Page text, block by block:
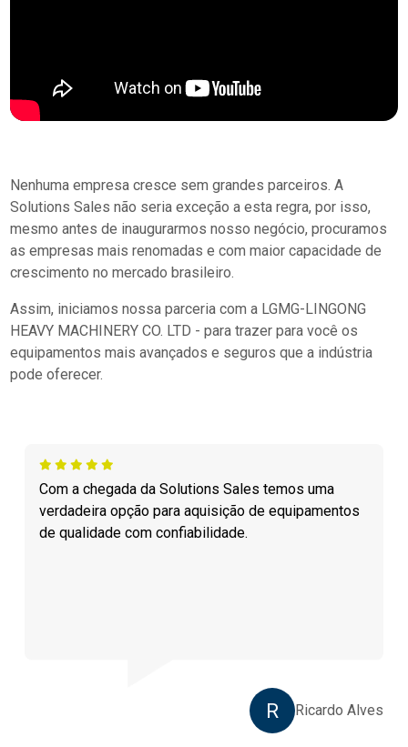
Nenhuma empresa cresce sem grandes parceiros. A
Solutions Sales não seria exceção a esta regra, por isso,
mesmo antes de inaugurarmos nosso negócio, procuramos
as empresas mais renomadas e com maior capacidade de
crescimento no mercado brasileiro.
Assim, iniciamos nossa parceria com a LGMG-LINGONG
HEAVY MACHINERY CO. LTD - para trazer para você os
equipamentos mais avançados e seguros que a indústria
pode oferecer.
Com a chegada da Solutions Sales temos uma
verdadeira opção para aquisição de equipamentos
de qualidade com confiabilidade.
R Ricardo Alves